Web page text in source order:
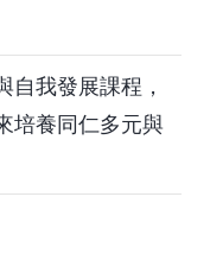
自我發展課程，
培養同仁多元與